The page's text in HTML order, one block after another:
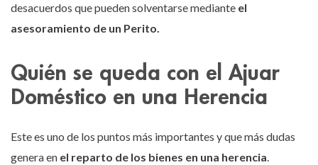
desacuerdos que pueden solventarse mediante el
asesoramiento de un Perito.
Quién se queda con el Ajuar
Doméstico en una Herencia
Este es uno de los puntos más importantes y que más dudas
genera en el reparto de los bienes en una herencia.